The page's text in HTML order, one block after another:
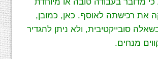
את רכישתה לאוסף. כאן, כמובן,
סובייקטיבית, ולא ניתן להגדיר
מנחים.